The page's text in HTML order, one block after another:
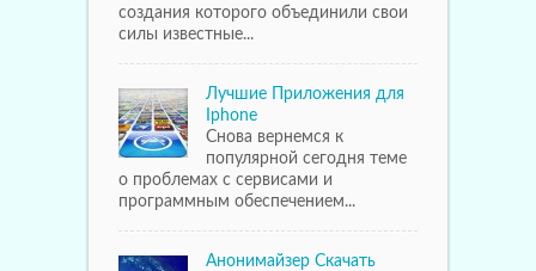
создания которого объединили свои
силы известные...
Лучшие Приложения для
Iphone
Снова вернемся к
популярной сегодня теме
о проблемах с сервисами и
программным обеспечением...
Анонимайзер Скачать